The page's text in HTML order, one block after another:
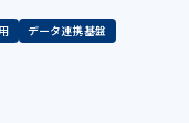
データ連携基盤